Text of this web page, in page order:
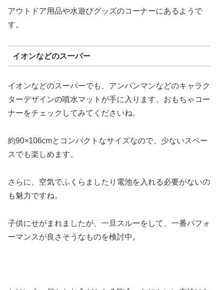
アウトドア用品や水遊びグッズのコーナーにあるようで
す。
イオンなどのスーパー
イオンなどのスーパーでも、アンパンマンなどのキャラク
ターデザインの噴水マットが手に入ります。おもちゃコー
ナーをチェックしてみてくださいね。
約90×106cmとコンパクトなサイズなので、少ないスペー
スでも楽しめます。
さらに、空気でふくらましたり電池を入れる必要がないの
も魅力ですね。
子供にせがまれましたが、一旦スルーをして、一番パフォ
ーマンスが良さそうなものを検討中。